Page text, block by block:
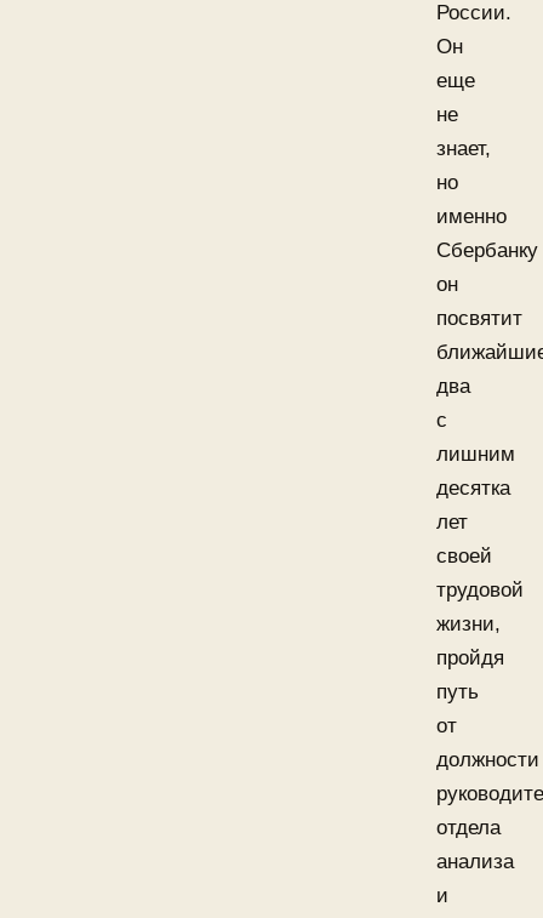
России.
Он
еще
не
знает,
но
именно
Сбербанку
он
посвятит
два
с
лишним
десятка
лет
своей
трудовой
жизни,
пройдя
путь
от
должности
отдела
анализа
и